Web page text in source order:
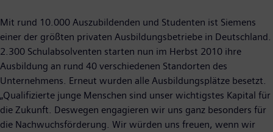
Mit rund 10.000 Auszubildenden und Studenten ist Siemens
einer der größten privaten Ausbildungsbetriebe in Deutschland.
2.300 Schulabsolventen starten nun im Herbst 2010 ihre
Ausbildung an rund 40 verschiedenen Standorten des
Unternehmens. Erneut wurden alle Ausbildungsplätze besetzt.
„Qualifizierte junge Menschen sind unser wichtigstes Kapital für
die Zukunft. Deswegen engagieren wir uns ganz besonders für
die Nachwuchsförderung. Wir würden uns freuen, wenn wir